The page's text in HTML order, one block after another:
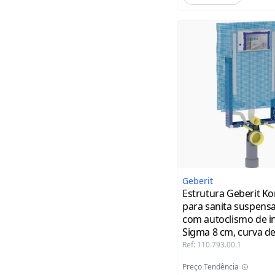
Geberit
Estrutura Geberit
para sanita
com autoclismo de
Sigma 8 cm, curva
de PVC
Ref: 110.793.00.1
Preço Tendência